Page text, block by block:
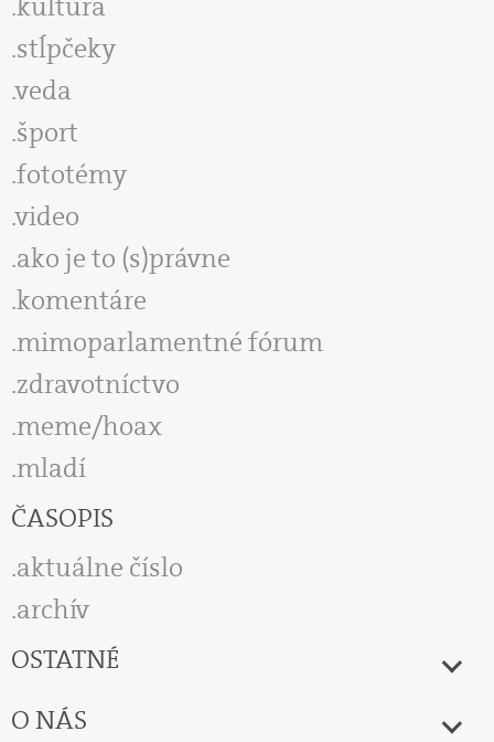
stĺpčeky
veda
šport
fototémy
video
ako je to (s)právne
komentáre
mimoparlamentné fórum
zdravotníctvo
meme/hoax
mladí
ČASOPIS
aktuálne číslo
archív
OSTATNÉ
O NÁS